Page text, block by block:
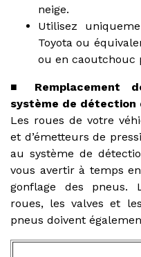
neige.
Utilisez
Toyota ou
ou en caoutchouc
■ Remplacement
système de détection
Les roues de votre
et d’émetteurs de
au système de
vous avertir à temps
gonflage des pneus.
roues, les valves et
pneus doivent